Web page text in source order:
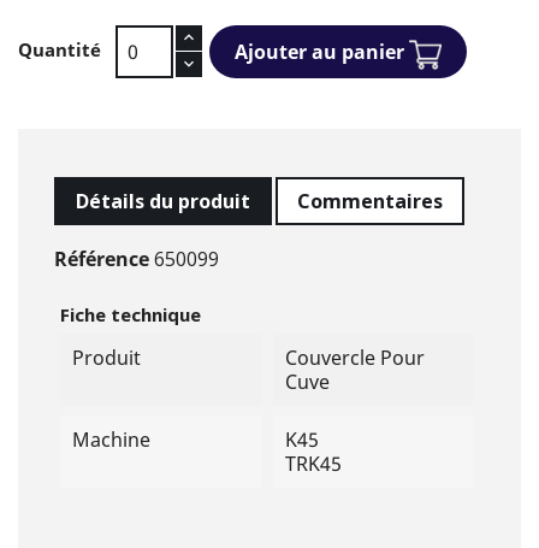
Quantité Ajouter au panier
Détails du produit Commentaires
Référence650099
Fiche technique
Produit
Couvercle Pour
Cuve
Machine
K45
TRK45